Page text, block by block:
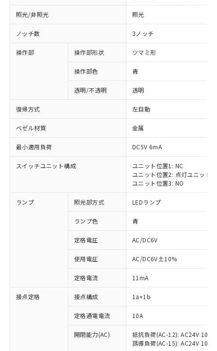
照光/非照光 照光
ノッチ数 3ノッチ
操作部 操作部形状 ツマミ形
操作部色 青
透明/不透明 透明
復帰方式 左自動
ベゼル材質 金属
最小適用負荷 DC5V 6mA
スイッチユニット構成
ユニット位置1: NC
ユニット位置2: 点灯ユニット
ユニット位置3: NO
ランプ 照光部方式 LEDランプ
ランプ色 青
定格電圧 AC/DC6V
使用電圧 AC/DC6V±10%
定格電流 11mA
接点定格 接点構成 1a+1b
定格通電電流 10A
開閉能力(AC)
抵抗負荷(AC-12): AC24V 10A/
誘導負荷(AC-15): AC24V
ご利用条件
ご利用ください。
非含有に対応した製品が提供可能な商品で
有に対応した製品に切り替える予定のある
対応予定なし：EU RoHS指令（10物質）の
非含有に非対応の商品で、対応品を出す予
定はありません。
調査・確認中：EU RoHS指令（10物質）の